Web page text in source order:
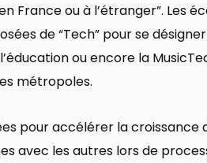
France ou à l’étranger”. Les
de “Tech” pour se
ou encore la
métropoles.
pour accélérer la croissance
avec les autres lors de